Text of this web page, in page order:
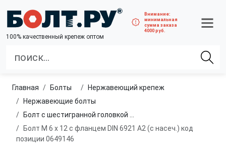
100% качественный крепеж оптом
Внимание:
минимальная
сумма заказа
4000 руб.
Главная болты
нержавеющий крепеж
нержавеющие болты
Болт с шестигранной головкой и фланцем, полная резьба из нержавеющей стали A2 и A4
Болт М 6 х 12 с фланцем DIN 6921 A2 (с насеч.) код
позиции 0649146